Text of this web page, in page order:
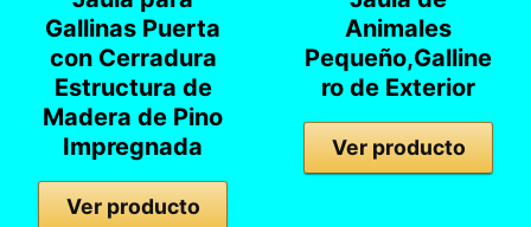
Gallinas Puerta
con Cerradura
Estructura de
Madera de Pino
Impregnada
Ver producto
Animales
Pequeño,Galline
ro de Exterior
Ver producto